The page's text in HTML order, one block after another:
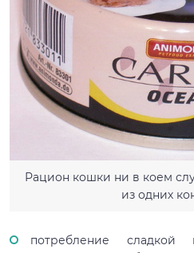
Рацион кошки ни в коем
из одних
потребление